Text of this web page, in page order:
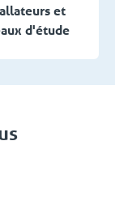
et
d'étude